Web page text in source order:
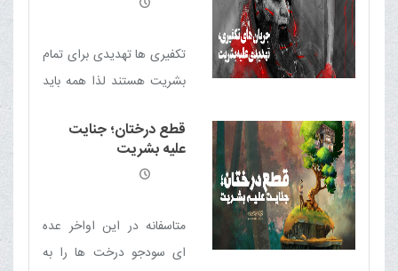
تکفیری ها تهدیدی برای تمام
بشریت هستند لذا همه باید
قطع درختان؛ جنایت
علیه بشریت
متاسفانه در این اواخر عده
ای سودجو درخت ها را به